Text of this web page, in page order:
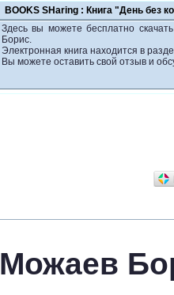
BOOKS SHaring : Книга "День без
Здесь вы можете бесплатно
Борис.
Электронная книга находится в
Вы можете оставить свой отзыв и
Можаев